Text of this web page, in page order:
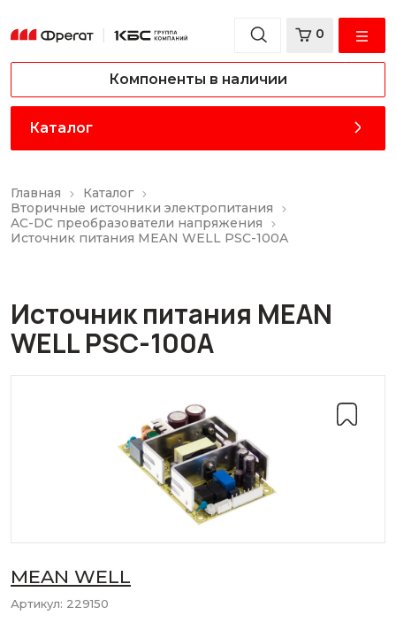
0
Компоненты в наличии
Каталог
Главная
Каталог
Вторичные источники электропитания
AC-DC преобразователи напряжения
Источник питания MEAN WELL PSC-100A
Источник питания MEAN
WELL PSC-100A
MEAN WELL
Артикул: 229150